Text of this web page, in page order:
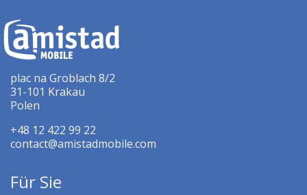
plac na Groblach 8/2
31-101 Krakau
Polen
+48 12 422 99 22
contact@amistadmobile.com
Für Sie